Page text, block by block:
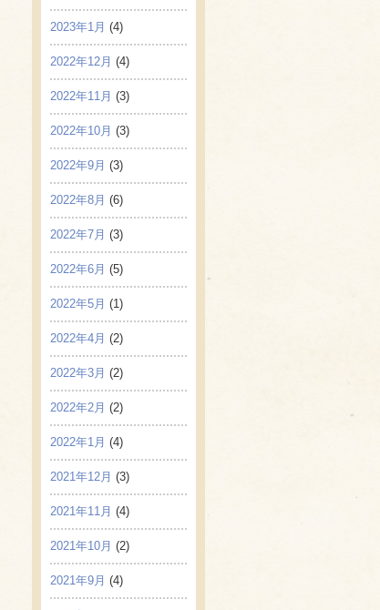
2023年1月 (4)
2022年12月 (4)
2022年11月 (3)
2022年10月 (3)
2022年9月 (3)
2022年8月 (6)
2022年7月 (3)
2022年6月 (5)
2022年5月 (1)
2022年4月 (2)
2022年3月 (2)
2022年2月 (2)
2022年1月 (4)
2021年12月 (3)
2021年11月 (4)
2021年10月 (2)
2021年9月 (4)